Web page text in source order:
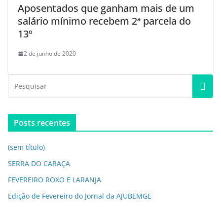
Aposentados que ganham mais de um
salário mínimo recebem 2ª parcela do
13º
2 de junho de 2020
Posts recentes
(sem título)
SERRA DO CARAÇA
FEVEREIRO ROXO E LARANJA
Edição de Fevereiro do Jornal da AJUBEMGE